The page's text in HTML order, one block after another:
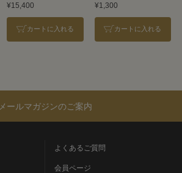
¥15,400
カートに入れる
¥1,300
カートに入れる
メールマガジンのご案内
よくあるご質問
会員ページ